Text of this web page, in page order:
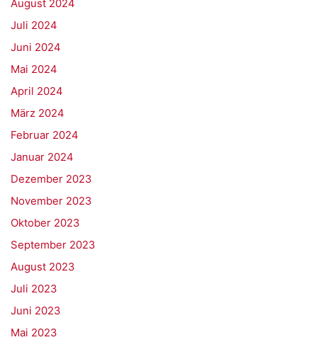
August 2024
Juli 2024
Juni 2024
Mai 2024
April 2024
März 2024
Februar 2024
Januar 2024
Dezember 2023
November 2023
Oktober 2023
September 2023
August 2023
Juli 2023
Juni 2023
Mai 2023